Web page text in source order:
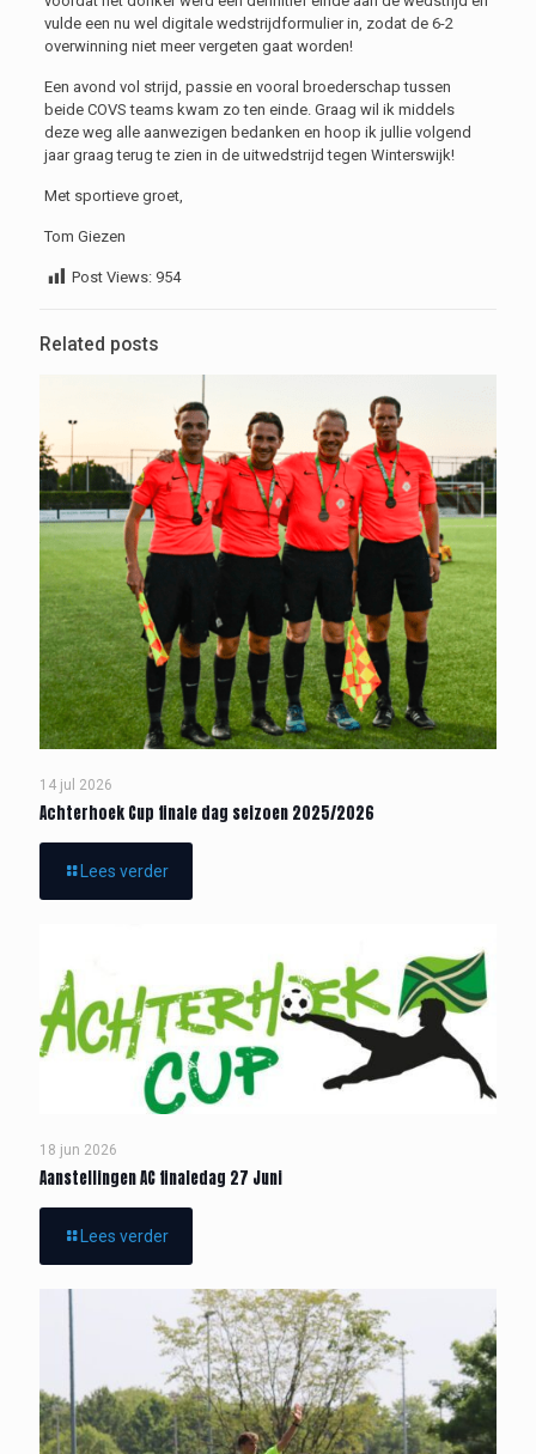
vulde een nu wel digitale wedstrijdformulier in, zodat de 6-2
overwinning niet meer vergeten gaat worden!
Een avond vol strijd, passie en vooral broederschap tussen
beide COVS teams kwam zo ten einde. Graag wil ik middels
deze weg alle aanwezigen bedanken en hoop ik jullie volgend
jaar graag terug te zien in de uitwedstrijd tegen Winterswijk!
Met sportieve groet,
Tom Giezen
Post Views: 954
Related posts
14 jul 2026
Achterhoek Cup finale dag seizoen 2025/2026
Lees verder
18 jun 2026
Aanstellingen AC finaledag 27 Juni
Lees verder